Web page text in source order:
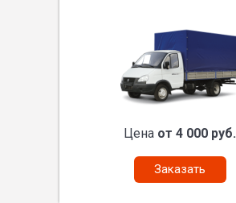
Цена от 4 000 руб.
Заказать